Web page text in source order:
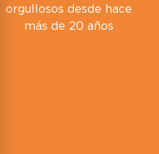
orgullosos desde hace
más de 20 años